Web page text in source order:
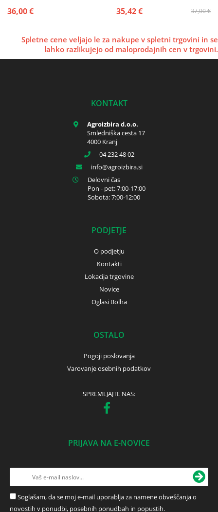
36,00 € 37,00 €
35,42 €
Spletne cene veljajo le za nakupe v spletni trgovini in se
lahko razlikujejo od maloprodajnih cen v trgovini.
KONTAKT
Agroizbira d.o.o.
Smledniška cesta 17
4000 Kranj
04 232 48 02
info
agroizbira.si
Delovni čas
Pon - pet: 7:00-17:00
Sobota: 7:00-12:00
PODJETJE
O podjetju
Kontakti
Lokacija trgovine
Novice
Oglasi Bolha
OSTALO
Pogoji poslovanja
Varovanje osebnih podatkov
SPREMLJAJTE NAS:
PRIJAVA NA E-NOVICE
Soglašam, da se moj e-mail uporablja za namene obveščanja o
novostih v ponudbi, posebnih ponudbah in popustih.